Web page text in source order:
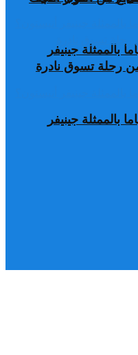
بالممثلة جينيفر
رحلة تسوق نادرة
بالممثلة جينيفر